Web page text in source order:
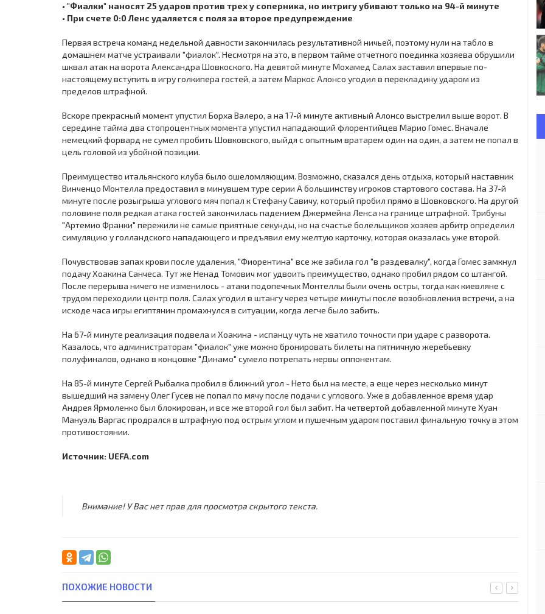
• "Фиалки" наносят 25 ударов против трех у соперника, но интригу убивают только на 94-й минуте
• При счете 0:0 Ленс удаляется с поля за второе предупреждение
Первая встреча команд недельной давности закончилась результативной ничьей, поэтому нули на табло в
домашнем матче устраивали "фиалок". Несмотря на это, в первом тайме отчетного поединка хозяева обрушили
шквал атак на ворота Александра Шовкоского. На девятой минуте Мохамед Салах заставил впервые по-
настоящему вступить в игру голкипера гостей, а затем Маркос Алонсо угодил в перекладину ударом из
пределов штрафной.
Вскоре прекрасный момент упустил Борха Валеро, а на 17-й минуте активный Алонсо выстрелил выше ворот. В
середине тайма два стопроцентных момента упустил нападающий флорентийцев Марио Гомес. Вначале
немецкий форвард не сумел пробить Шовковского, выйдя с опытным вратарем один на один, а затем не попал в
цель головой из убойной позиции.
Преимущество итальянского клуба было ошеломляющим. Возможно, сказался день отдыха, который наставник
Винченцо Монтелла предоставил в минувшем туре серии А большинству игроков стартового состава. На 37-й
минуте после розыгрыша углового мяч попал к Стефану Савичу, который пробил прямо в Шовковского. На другой
половине поля редкая атака гостей закончилась падением Джермейна Ленса на границе штрафной. Трибуны
"Артемио Франки" пережили не самые приятные секунды, но на счастье болельщиков хозяев арбитр определил
симуляцию у голландского нападающего и предъявил ему желтую карточку, которая оказалась уже второй.
Почувствовав запах крови после удаления, "Фиорентина" все же забила гол "в раздевалку", когда Гомес замкнул
подачу Хоакина Санчеса. Тут же Ненад Томович мог удвоить преимущество, однако пробил рядом со штангой.
После перерыва ничего не изменилось - атаки подопечных Монтеллы были очень остры, тогда как киевляне c
трудом переходили центр поля. Салах угодил в штангу через четыре минуты после возобновления встречи, а на
исходе часа игры египтянин промахнулся в ситуации, когда легче было забить.
На 67-й минуте реализация подвела и Хоакина - испанцу чуть не хватило точности при ударе с разворота.
Казалось, что администраторам "фиалок" уже можно бронировать билеты на пятничную жеребьевку
полуфиналов, однако в концовке "Динамо" сумело потрепать нервы оппонентам.
На 85-й минуте Сергей Рыбалка пробил в ближний угол - Нето был на месте, а еще через несколько минут
вышедший на замену Олег Гусев не попал по мячу после подачи с углового. Уже в добавленное время удар
Андрея Ярмоленко был блокирован, и все же второй гол был забит. На четвертой добавленной минуте Хуан
Мануэль Варгас продрался в штрафную под острым углом и пушечным ударом поставил финальную точку в этом
противостоянии.
Источник: UEFA.com
Внимание! У Вас нет прав для просмотра скрытого текста.
ПОХОЖИЕ НОВОСТИ